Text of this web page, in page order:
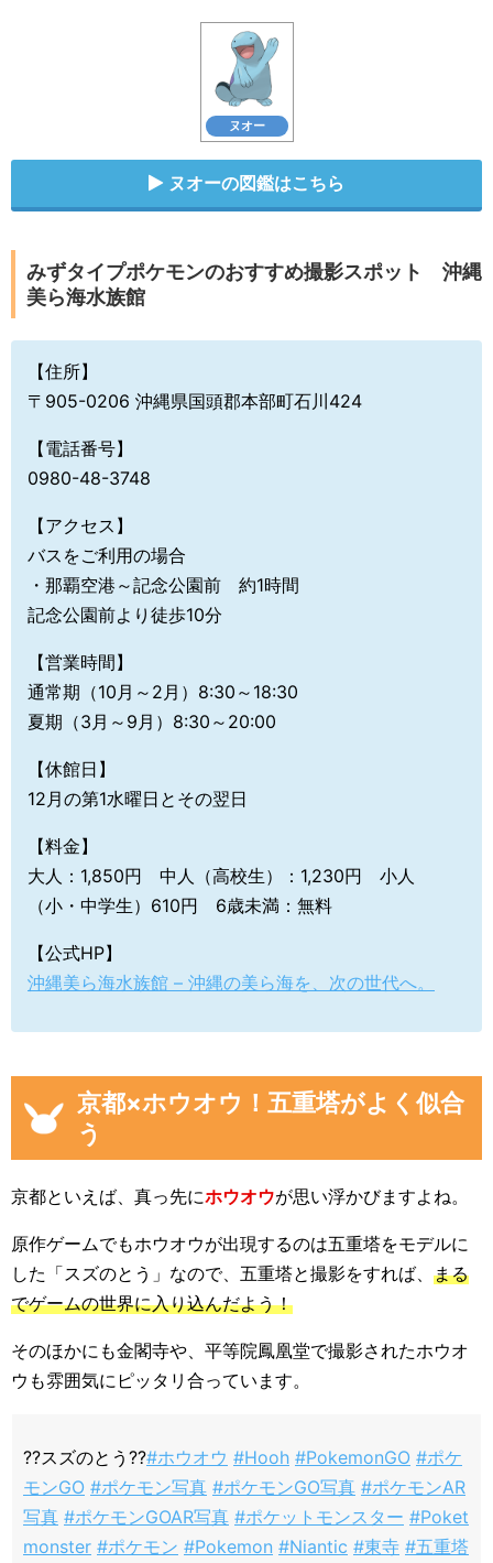
ヌオー
ヌオーの図鑑はこちら
みずタイプポケモンのおすすめ撮影スポット 沖縄
美ら海水族館
【住所】
〒905-0206 沖縄県国頭郡本部町石川424
【電話番号】
0980-48-3748
【アクセス】
バスをご利用の場合
・那覇空港～記念公園前 約1時間
記念公園前より徒歩10分
【営業時間】
通常期（10月～2月）8:30～18:30
夏期（3月～9月）8:30～20:00
【休館日】
12月の第1水曜日とその翌日
【料金】
大人：1,850円 中人（高校生）：1,230円 小人
（小・中学生）610円 6歳未満：無料
【公式HP】
沖縄美ら海水族館 – 沖縄の美ら海を、次の世代へ。
京都×ホウオウ！五重塔がよく似合
う
京都といえば、真っ先にホウオウが思い浮かびますよね。
原作ゲームでもホウオウが出現するのは五重塔をモデルに
した「スズのとう」なので、五重塔と撮影をすれば、 まる
でゲームの世界に入り込んだよう！
そのほかにも金閣寺や、平等院鳳凰堂で撮影されたホウオ
ウも雰囲気にピッタリ合っています。
??スズのとう??#ホウオウ #Hooh #PokemonGO #ポケ
モンGO #ポケモン写真 #ポケモンGO写真 #ポケモンAR
写真 #ポケモンGOAR写真 #ポケットモンスター #Poket
monster #ポケモン #Pokemon #Niantic #東寺 #五重塔